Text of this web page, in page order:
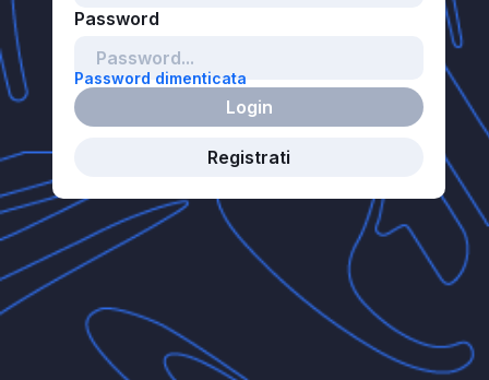
Password dimenticata
Login
Registrati